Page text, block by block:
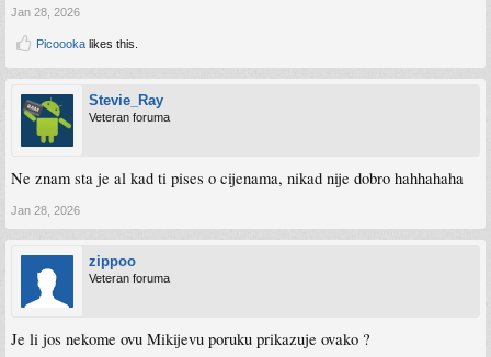
Jan 28, 2026
Picoooka likes this.
Stevie_Ray
Veteran foruma
Ne znam sta je al kad ti pises o cijenama, nikad nije dobro hahhahaha
Jan 28, 2026
zippoo
Veteran foruma
Je li jos nekome ovu Mikijevu poruku prikazuje ovako ?